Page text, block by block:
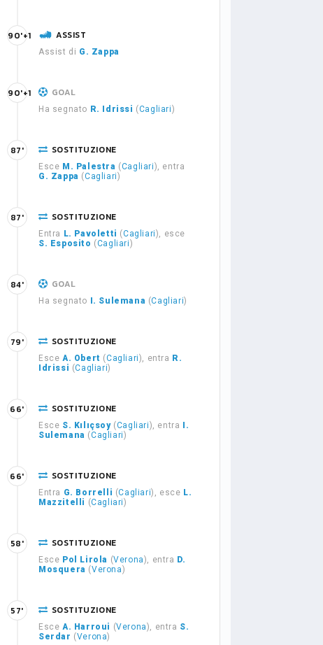
ASSIST
Assist di G. Zappa
90'+1
GOAL
Ha segnato R. Idrissi (Cagliari)
90'+1
SOSTITUZIONE
Esce M. Palestra (Cagliari), entra
G. Zappa (Cagliari)
87'
SOSTITUZIONE
Entra L. Pavoletti (Cagliari), esce
S. Esposito (Cagliari)
87'
GOAL
Ha segnato I. Sulemana (Cagliari)
84'
SOSTITUZIONE
Esce A. Obert (Cagliari), entra R.
Idrissi (Cagliari)
79'
SOSTITUZIONE
Esce S. Kılıçsoy(Cagliari), entra
I.
Sulemana (Cagliari)
66'
SOSTITUZIONE
Entra G. Borrelli (Cagliari), esce L.
Mazzitelli (Cagliari)
66'
SOSTITUZIONE
Esce Pol Lirola (Verona), entra D.
Mosquera (Verona)
58'
SOSTITUZIONE
Esce A. Harroui (Verona), entra S.
Serdar (Verona)
57'